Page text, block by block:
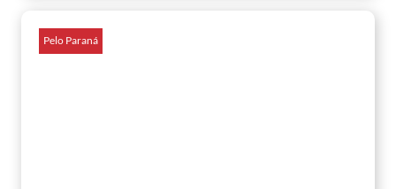
Pelo Paraná